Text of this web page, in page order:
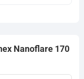
Nanoflare 170